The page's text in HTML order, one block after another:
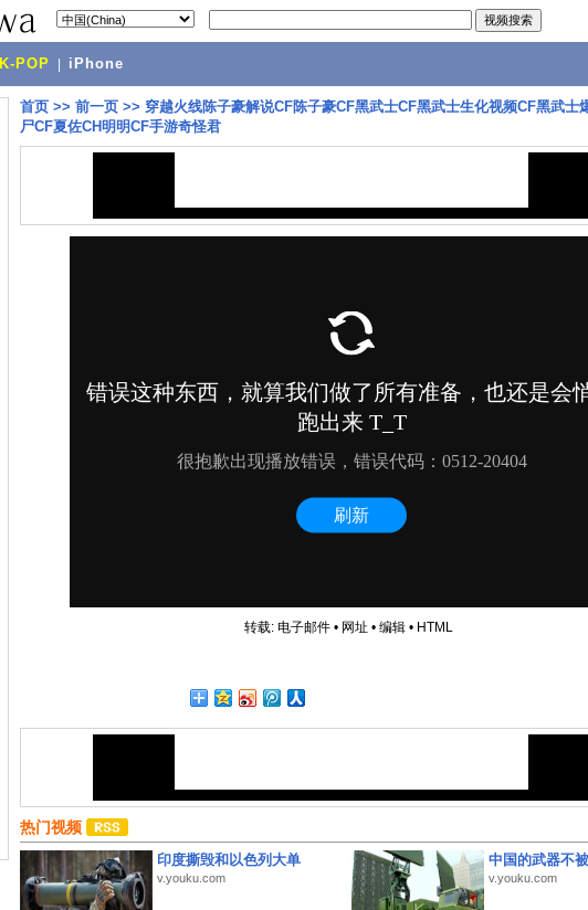
K-POP iPhone
首页 >> 前一页 >> 穿越火线陈子豪解说CF陈子豪CF黑武士CF黑武士生化视频CF黑武士
尸CF夏佐CH明明CF手游奇怪君
转载: 电子邮件• 网址 • 编辑• HTML
热门视频
印度撕毁和以色列大单
v.youku.com
中国的武器不
v.youku.com